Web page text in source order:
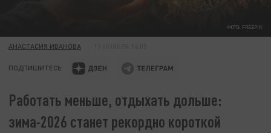
ФОТО: FREEPIK
АНАСТАСИЯ ИВАНОВА
ПОДПИШИТЕСЬ:
Работать меньше, отдыхать дольше:
зима-2026 станет рекордно короткой